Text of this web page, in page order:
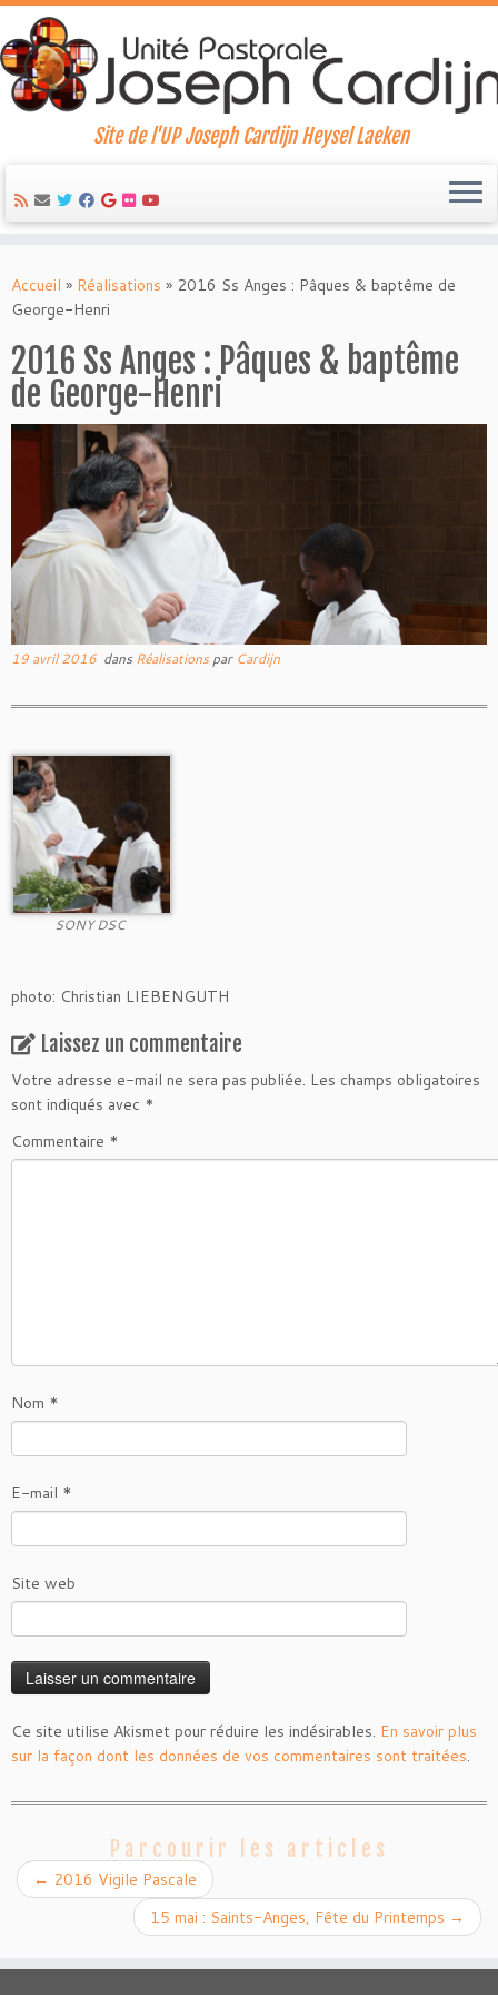
to
content
Site de l'UP Joseph Cardijn Heysel Laeken
Accueil » Réalisations » 2016 Ss Anges : Pâques & baptême de
George-Henri
2016 Ss Anges : Pâques & baptême
de George-Henri
19 avril 2016 dans Réalisations par Cardijn
SONY DSC
photo: Christian LIEBENGUTH
Laissez un commentaire
Votre adresse e-mail ne sera pas publiée. Les champs obligatoires
sont indiqués avec *
Commentaire *
Nom *
E-mail *
Site web
Ce site utilise Akismet pour réduire les indésirables. En savoir plus
sur la façon dont les données de vos commentaires sont traitées.
Parcourir les articles
← 2016 Vigile Pascale
15 mai : Saints-Anges, Fête du Printemps →